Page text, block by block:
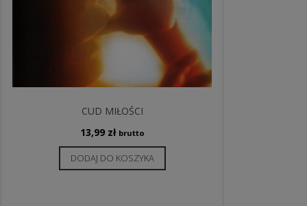
CUD MIŁOŚCI
13,99 zł brutto
DODAJ DO KOSZYKA